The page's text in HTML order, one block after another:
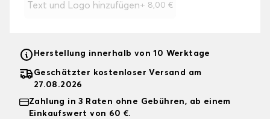
Text und Logo hinzufügen+ 8,00 €
Herstellung innerhalb von 10 Werktage
Geschätzter kostenloser Versand am
27.08.2026
Zahlung in 3 Raten ohne Gebühren, ab einem
Einkaufswert von 60 €.